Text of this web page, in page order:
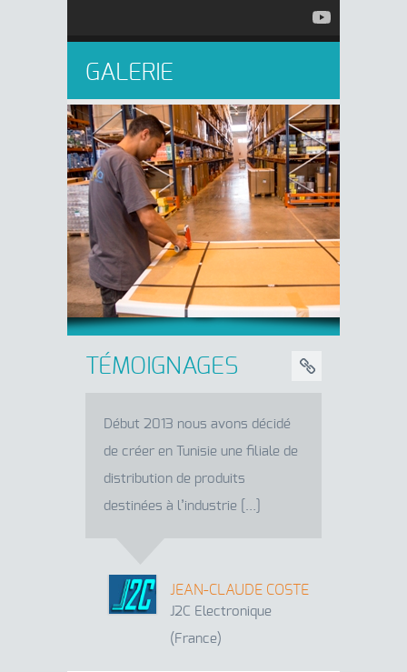
GALERIE
TÉMOIGNAGES
Début 2013 nous avons décidé
de créer en Tunisie une filiale de
distribution de produits
destinées à l’industrie […]
JEAN-CLAUDE COSTE
J2C Electronique
(France)